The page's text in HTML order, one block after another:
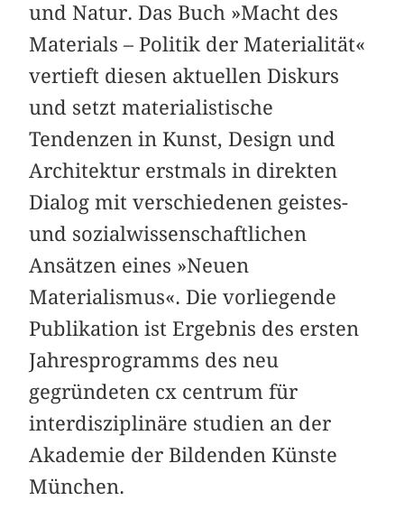
und Natur. Das Buch »Macht des
Materials – Politik der Materialität«
vertieft diesen aktuellen Diskurs
und setzt materialistische
Tendenzen in Kunst, Design und
Architektur erstmals in direkten
Dialog mit verschiedenen geistes-
und sozialwissenschaftlichen
Ansätzen eines »Neuen
Materialismus«. Die vorliegende
Publikation ist Ergebnis des ersten
Jahresprogramms des neu
gegründeten cx centrum für
interdisziplinäre studien an der
Akademie der Bildenden Künste
München.